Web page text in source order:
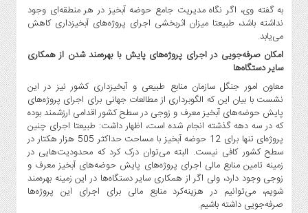
به گفته وی، اگر نگاه مدیریت جامع حوضه آبخیز در هر منطقه‌ای وجود
نداشته باشد، طبیعتا میزان اثربخشی اجرای پروژه‌های آبخیزداری کاهش
می‌یابد.
امکان صرفه‌جویی در اجرای پروژه‌های پایش با بهره‌مند شدن از همکاری
سایر دستگاه‌ها
معاون امور جنگل سازمان منابع طبیعی و آبخیزداری کشور نیز در این
نشست با بیان این که الگوبرداری از مطالعات جهانی برای اجرای پروژه‌های
پایش حوضه‌های آبخیز معرف و زوجی در سطح کشور اقدامی ارزشمند بوده
که در سه دهه گذشته انجام شده است، اظهار داشت: طبیعتا اجرای چنین
پروژه‌ای تنها برای 12 حوضه آبخیز با مساحت حداکثر 505 هزار هکتار در
سطح کشور کافی نیست. البته می‌توان درک کرد که محدودیت‌هایی در
زمینه تامین منابع مالی اجرای پروژه‌های پایش حوضه‌های آبخیز معرف و
زوجی وجود دارد، ولی اگر از همکاری سایر دستگاه‌ها در این زمینه بهره‌مند
شویم، می‌توانیم در هزینه‌کرد منابع مالی برای اجرای این پروژه‌ها
صرفه‌جویی داشته باشیم.